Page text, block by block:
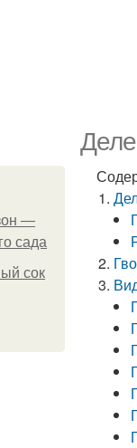
—
сада
сок